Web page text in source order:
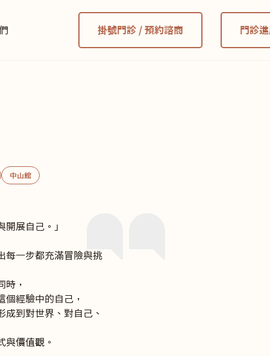
掛號門診 / 預約諮商 門診
中山館
展自己。」
每一步都充滿冒險與挑
時，
個經驗中的自己，
成到對世界、對自己、
與價值觀。